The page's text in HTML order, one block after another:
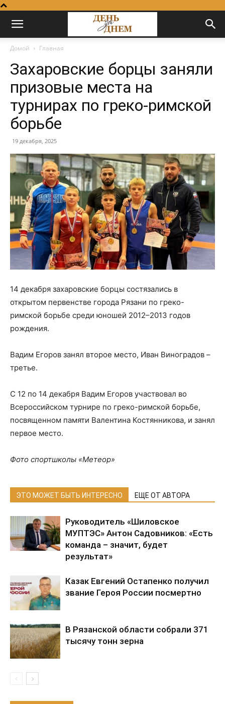
Домой Главная
Захаровские борцы заняли
призовые места на
турнирах по греко-римской
борьбе
19 декабря, 2025
14 декабря захаровские борцы состязались в
открытом первенстве города Рязани по греко-
римской борьбе среди юношей 2012–2013 годов
рождения.
Вадим Егоров занял второе место, Иван Виноградов –
третье.
С 12 по 14 декабря Вадим Егоров участвовал во
Всероссийском турнире по греко-римской борьбе,
посвященном памяти Валентина Костянникова, и занял
первое место.
Фото спортшколы «Метеор»
ЭТО МОЖЕТ БЫТЬ ИНТЕРЕСНО ЕЩЕ ОТ АВТОРА
Руководитель «Шиловское
МУПТЭС» Антон Садовников: «Есть
команда – значит, будет
результат»
Казак Евгений Остапенко получил
звание Героя России посмертно
В Рязанской области собрали 371
тысячу тонн зерна